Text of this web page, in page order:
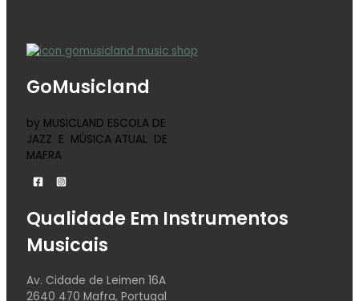
GoMusicland
by MUSICLAND ESCOLA DE
JAZZ E MÚSICA ATUAL DE
MAFRA
Qualidade Em Instrumentos
Musicais
Av. Cidade de Leimen 16A
2640 470 Mafra, Portugal